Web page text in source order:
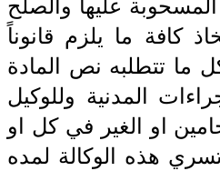
عليها والصلح
كافة ما يلزم قانوناً
ما تتطلبه نص المادة
المدنية وللوكيل
او الغير في كل او
هذه الوكالة لمده